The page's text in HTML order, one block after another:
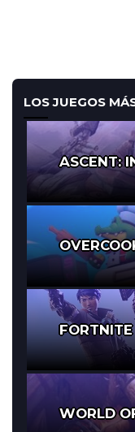
LOS JUEGOS
ASCENT:
FORTNITE
WORLD